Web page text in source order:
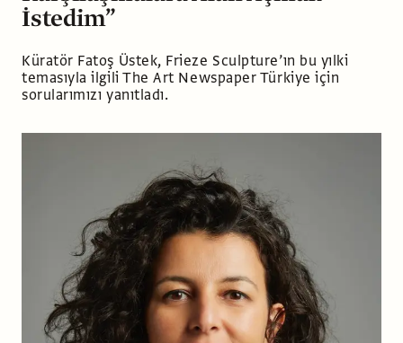
İstedim”
Küratör Fatoş Üstek, Frieze Sculpture’ın bu yılki
temasıyla ilgili The Art Newspaper Türkiye için
sorularımızı yanıtladı.